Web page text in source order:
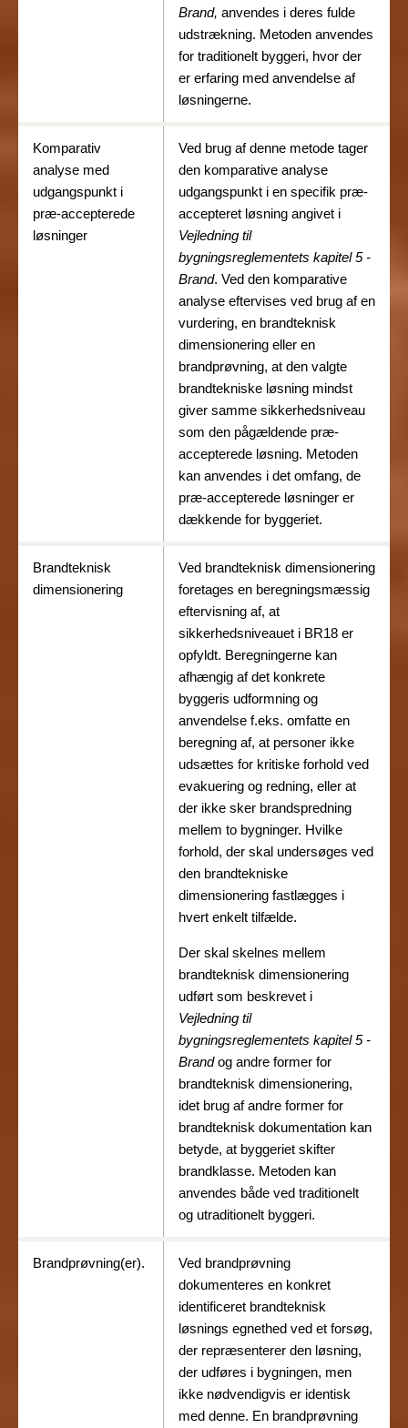
Brand, anvendes i deres fulde
udstrækning. Metoden anvendes
for traditionelt byggeri, hvor der
er erfaring med anvendelse af
løsningerne.
Komparativ
analyse med
udgangspunkt i
præ-accepterede
løsninger
Ved brug af denne metode tager
den komparative analyse
udgangspunkt i en specifik præ-
accepteret løsning angivet i
Vejledning til
bygningsreglementets kapitel 5 -
Brand. Ved den komparative
analyse eftervises ved brug af en
vurdering, en brandteknisk
dimensionering eller en
brandprøvning, at den valgte
brandtekniske løsning mindst
giver samme sikkerhedsniveau
som den pågældende præ-
accepterede løsning. Metoden
kan anvendes i det omfang, de
præ-accepterede løsninger er
dækkende for byggeriet.
Brandteknisk
dimensionering
Ved brandteknisk dimensionering
foretages en beregningsmæssig
eftervisning af, at
sikkerhedsniveauet i BR18 er
opfyldt. Beregningerne kan
afhængig af det konkrete
byggeris udformning og
anvendelse f.eks. omfatte en
beregning af, at personer ikke
udsættes for kritiske forhold ved
evakuering og redning, eller at
der ikke sker brandspredning
mellem to bygninger. Hvilke
forhold, der skal undersøges ved
den brandtekniske
dimensionering fastlægges i
hvert enkelt tilfælde.
Der skal skelnes mellem
brandteknisk dimensionering
udført som beskrevet i
Vejledning til
bygningsreglementets kapitel 5 -
Brandog andre former for
brandteknisk dimensionering,
idet brug af andre former for
brandteknisk dokumentation kan
betyde, at byggeriet skifter
brandklasse. Metoden kan
anvendes både ved traditionelt
og utraditionelt byggeri.
Brandprøvning(er).
Ved brandprøvning
dokumenteres en konkret
identificeret brandteknisk
løsnings egnethed ved et forsøg,
der repræsenterer den løsning,
der udføres i bygningen, men
ikke nødvendigvis er identisk
med denne. En brandprøvning